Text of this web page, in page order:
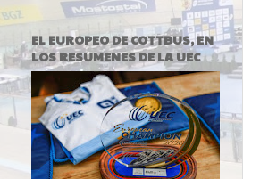
EL EUROPEO DE COTTBUS, EN
LOS RESUMENES DE LA UEC